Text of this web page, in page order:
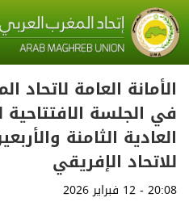
الأمانة العامة
في الجلسة
العادية الثامنة
للاتحاد الإفريقي
20:08 - 12 فبراير 2026